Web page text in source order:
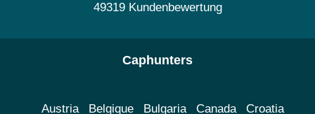
49319 Kundenbewertung
Caphunters
Austria Belgique Bulgaria Canada Croatia